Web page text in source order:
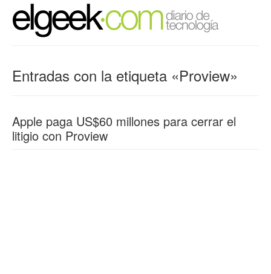
Entradas con la etiqueta «Proview»
Apple paga US$60 millones para cerrar el
litigio con Proview